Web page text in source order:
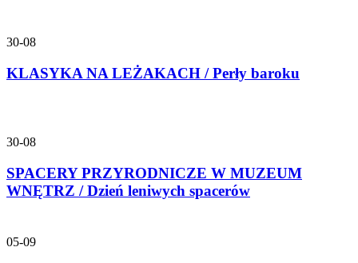
30-08
KLASYKA NA LEŻAKACH / Perły baroku
30-08
SPACERY PRZYRODNICZE W MUZEUM
WNĘTRZ / Dzień leniwych spacerów
05-09